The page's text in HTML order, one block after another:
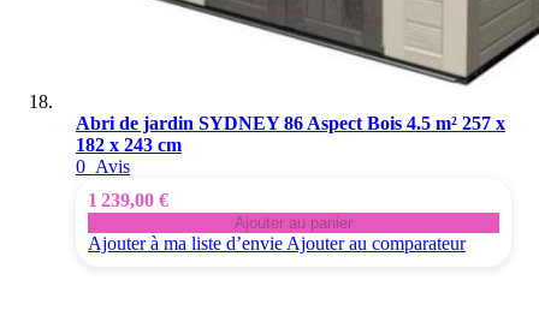
Abri de jardin SYDNEY 86 Aspect Bois 4.5 m² 257 x
182 x 243 cm
0 Avis
1 239,00 €
Ajouter au panier
Ajouter à ma liste d’envie Ajouter au comparateur